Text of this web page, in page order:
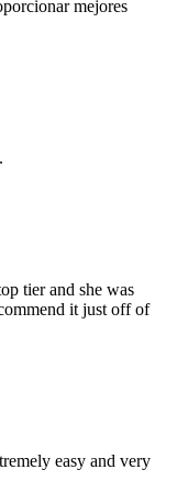
mejores
tier and she was
it just off of
easy and very